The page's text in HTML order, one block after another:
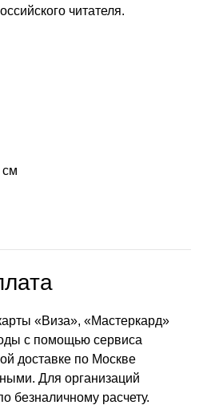
читателя.
см
«Виза», «Мастеркард»
с помощью сервиса
доставке по Москве
Для организаций
безналичному расчету.